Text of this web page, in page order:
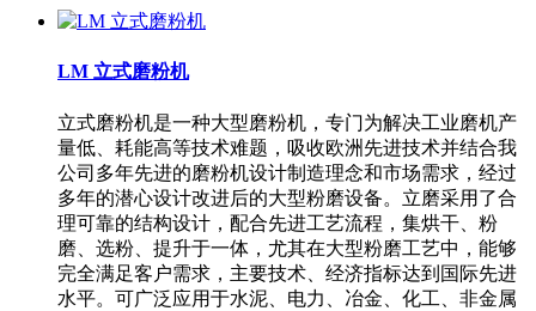
LM 立式磨粉机
立式磨粉机是一种大型磨粉机，专门为解决工业磨机产
量低、耗能高等技术难题，吸收欧洲先进技术并结合我
公司多年先进的磨粉机设计制造理念和市场需求，经过
多年的潜心设计改进后的大型粉磨设备。立磨采用了合
理可靠的结构设计，配合先进工艺流程，集烘干、粉
磨、选粉、提升于一体，尤其在大型粉磨工艺中，能够
完全满足客户需求，主要技术、经济指标达到国际先进
水平。可广泛应用于水泥、电力、冶金、化工、非金属